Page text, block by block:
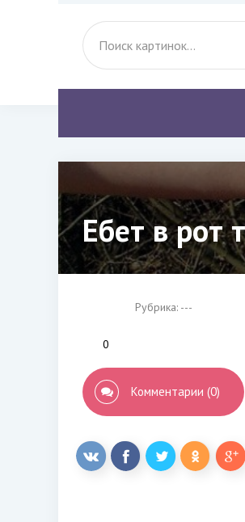
Ебет в рот
Рубрика: ---
0
Комментарии (0)